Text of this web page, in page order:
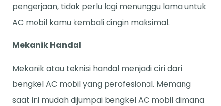
pengerjaan, tidak perlu lagi menunggu lama untuk
AC mobil kamu kembali dingin maksimal.
Mekanik Handal
Mekanik atau teknisi handal menjadi ciri dari
bengkel AC mobil yang perofesional. Memang
saat ini mudah dijumpai bengkel AC mobil dimana